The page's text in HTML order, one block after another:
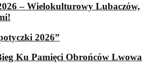
– Wielokulturowy Lubaczów,
2026”
Ku Pamięci Obrońców Lwowa